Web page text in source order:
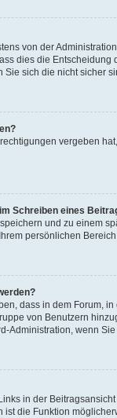
von der
dies die
Sie sich die nicht sicher
vergeben
Schreiben eines
und zu einem
persönlichen
dass in dem Forum,
von Benutzern
Administration, wenn
in der
die Funktion